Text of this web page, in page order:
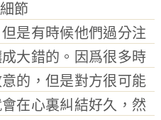
節
有時候他們過分注
大錯的。因爲很多時
的，但是對方很可能
在心裏糾結好久，然